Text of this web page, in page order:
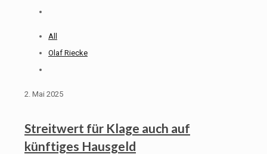
All
Olaf Riecke
2. Mai 2025
Streitwert für Klage auch auf
künftiges Hausgeld